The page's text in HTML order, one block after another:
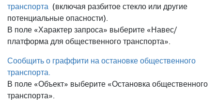
транспорта (включая разбитое стекло или другие
потенциальные опасности).
В поле «Характер запроса» выберите «Навес/
платформа для общественного транспорта».
Сообщить о граффити на остановке общественного
транспорта.
В поле «Объект» выберите «Остановка общественного
транспорта».